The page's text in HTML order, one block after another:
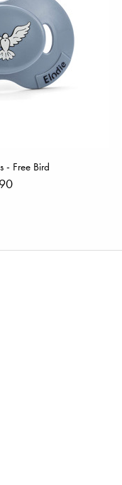
- Free Bird